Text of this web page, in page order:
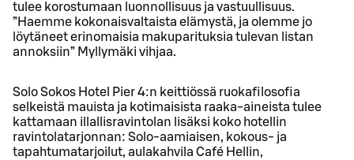
tulee korostumaan luonnollisuus ja vastuullisuus.
”Haemme kokonaisvaltaista elämystä, ja olemme jo
löytäneet erinomaisia makuparituksia tulevan listan
annoksiin” Myllymäki vihjaa.
Solo Sokos Hotel Pier 4:n keittiössä ruokafilosofia
selkeistä mauista ja kotimaisista raaka-aineista tulee
kattamaan illallisravintolan lisäksi koko hotellin
ravintolatarjonnan: Solo-aamiaisen, kokous- ja
tapahtumatarjoilut, aulakahvila Café Hellin,